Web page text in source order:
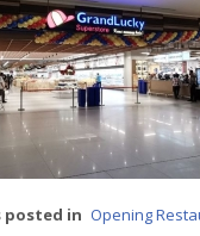
posted in Opening